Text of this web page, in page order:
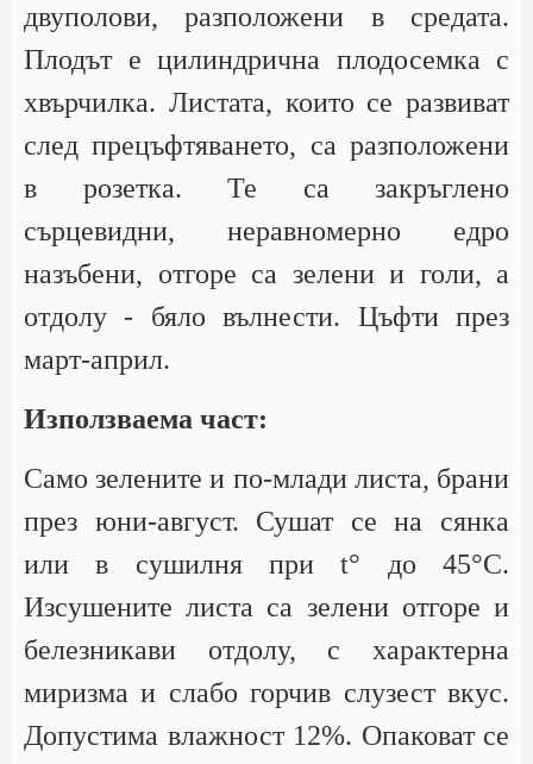
двуполови, разположени в средата.
Плодът е цилиндрична плодосемка с
хвърчилка. Листата, които се развиват
след прецъфтяването, са разположени
в розетка. Те са закръглено
сърцевидни, неравномерно едро
назъбени, отгоре са зелени и голи, а
отдолу - бяло вълнести. Цъфти през
март-април.
Използваема част:
Само зелените и по-млади листа, брани
през юни-август. Сушат се на сянка
или в сушилня при t° до 45°С.
Изсушените листа са зелени отгоре и
белезникави отдолу, с характерна
миризма и слабо горчив слузест вкус.
Допустима влажност 12%. Опаковат се